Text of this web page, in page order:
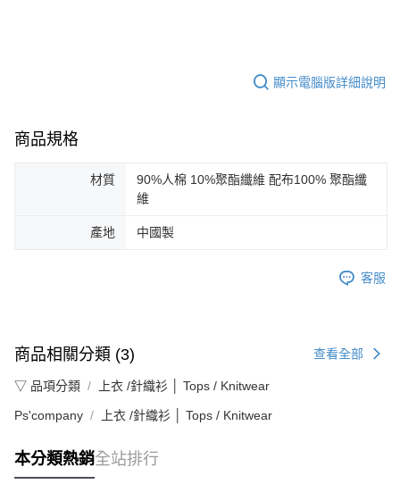
顯示電腦版詳細說明
商品規格
材質
90%人棉 10%聚酯纖維 配布100% 聚酯纖
維
產地 中國製
客服
商品相關分類 (3) 查看全部
▽ 品項分類 上衣 /針織衫 │ Tops / Knitwear
Ps'company 上衣 /針織衫 │ Tops / Knitwear
本分類熱銷全站排行